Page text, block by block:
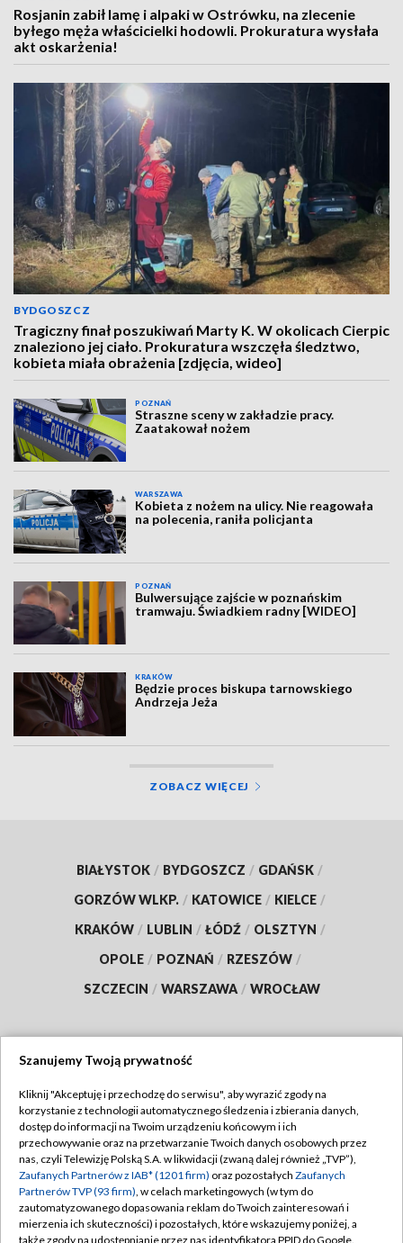
Rosjanin zabił lamę i alpaki w Ostrówku, na zlecenie
byłego męża właścicielki hodowli. Prokuratura wysłała
akt oskarżenia!
BYDGOSZCZ
Tragiczny finał poszukiwań Marty K. W okolicach Cierpic
znaleziono jej ciało. Prokuratura wszczęła śledztwo,
kobieta miała obrażenia [zdjęcia, wideo]
POZNAŃ
Straszne sceny w zakładzie pracy.
Zaatakował nożem
WARSZAWA
Kobieta z nożem na ulicy. Nie reagowała
na polecenia, raniła policjanta
POZNAŃ
Bulwersujące zajście w poznańskim
tramwaju. Świadkiem radny [WIDEO]
KRAKÓW
Będzie proces biskupa tarnowskiego
Andrzeja Jeża
ZOBACZ WIĘCEJ
BIAŁYSTOK / BYDGOSZCZ / GDAŃSK /
GORZÓW WLKP. / KATOWICE / KIELCE /
KRAKÓW / LUBLIN / ŁÓDŹ / OLSZTYN /
OPOLE / POZNAŃ / RZESZÓW /
SZCZECIN / WARSZAWA / WROCŁAW
TVP
Abonament TVP
Emisja w TVP
Centrum informacji TVP
Naziemna Telewizja Cyfrowa
Regulamin TVP
Polityka prywatności
Moje zgody
Pomoc
Szanujemy Twoją prywatność
Kliknij "Akceptuję i przechodzę do serwisu", aby wyrazić zgody na
korzystanie z technologii automatycznego śledzenia i zbierania danych,
dostęp do informacji na Twoim urządzeniu końcowym i ich
przechowywanie oraz na przetwarzanie Twoich danych osobowych przez
nas, czyli Telewizję Polską S.A. w likwidacji (zwaną dalej również „TVP”),
Zaufanych Partnerów z IAB* (1201 firm) oraz pozostałych Zaufanych
Partnerów TVP (93 firm), w celach marketingowych (w tym do
zautomatyzowanego dopasowania reklam do Twoich zainteresowań i
mierzenia ich skuteczności) i pozostałych, które wskazujemy poniżej, a
także zgody na udostępnianie przez nas identyfikatora PPID do Google.